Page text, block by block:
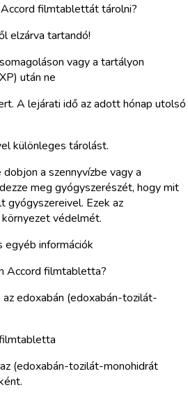
filmtablettát tárolni?
elzárva tartandó!
vagy a tartályon
után ne
A lejárati idő az adott hónap utolsó
különleges tárolást.
a szennyvízbe vagy a
meg gyógyszerészét, hogy mit
gyógyszereivel. Ezek az
védelmét.
információk
Accord filmtabletta?
edoxabán (edoxabán-tozilát-
(edoxabán-tozilát-monohidrát